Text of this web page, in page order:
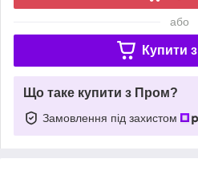
або
Купити з
Що таке купити з Пром?
Замовлення під захистом